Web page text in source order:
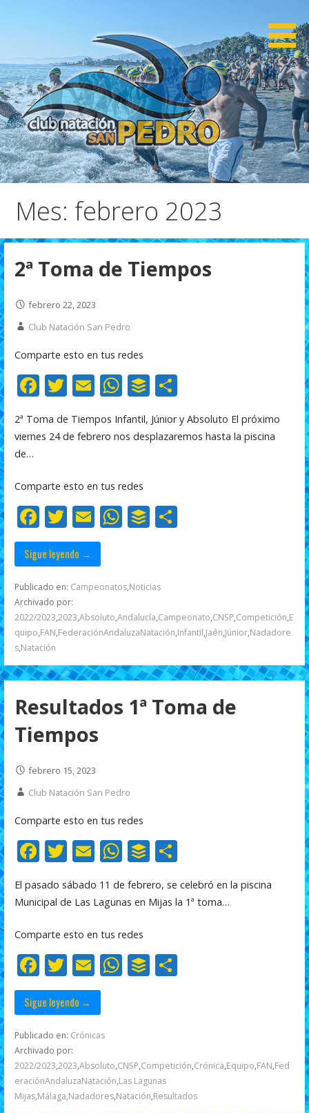
Club Natación San Pedro
CNSP
Mes: febrero 2023
2ª Toma de Tiempos
febrero 22, 2023
Club Natación San Pedro
Comparte esto en tus redes
F
ac
e
o
k
T
itt
E
ai
W
h
at
p
p
B
uf
f
er
C
m
r
2ª Toma de Tiempos Infantil, Júnior y Absoluto El próximo
viernes 24 de febrero nos desplazaremos hasta la piscina
de…
Comparte esto en tus redes
F
ac
e
b
o
o
k
T
w
itt
er
E
m
ai
l
W
s
p
B
er
C
ti
Sigue leyendo →
Publicado en: Campeonatos,Noticias
Archivado por:
2022/2023,2023,Absoluto,Andalucía,Campeonato,CNSP,Competición,E
quipo,FAN,FederaciónAndaluzaNatación,Infantil,Jaén,Júnior,Nadadore
s,Natación
Resultados 1ª Toma de
Tiempos
febrero 15, 2023
Club Natación San Pedro
Comparte esto en tus redes
F
ac
e
b
o
o
k
T
w
itt
E
ai
W
h
at
A
p
p
B
f
er
C
m
ti
r
El pasado sábado 11 de febrero, se celebró en la piscina
Municipal de Las Lagunas en Mijas la 1ª toma…
Comparte esto en tus redes
F
ac
e
b
o
o
k
T
w
itt
er
E
m
ai
l
W
p
p
B C
ti
r
Sigue leyendo →
Publicado en: Crónicas
Archivado por:
2022/2023,2023,Absoluto,CNSP,Competición,Crónica,Equipo,FAN,Fed
eraciónAndaluzaNatación,Las Lagunas
Mijas,Málaga,Nadadores,Natación,Resultados